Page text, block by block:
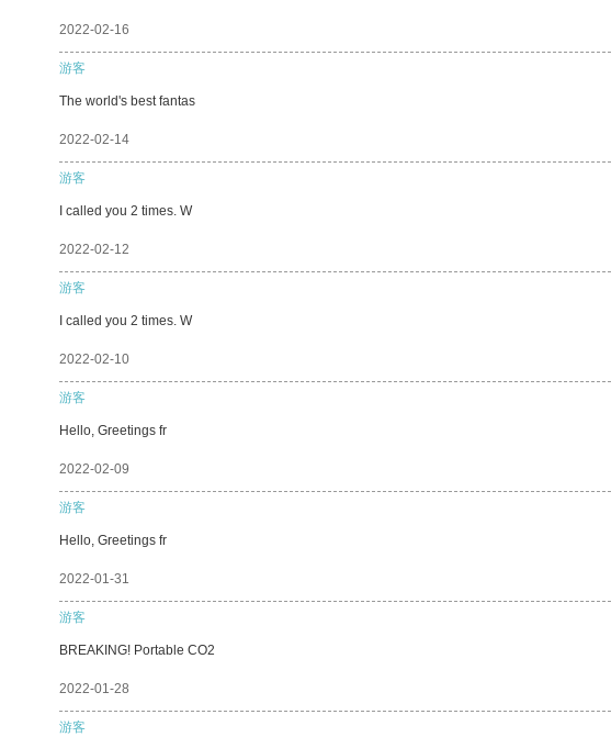
2022-02-16
游客
The world's best fantas
2022-02-14
游客
I called you 2 times. W
2022-02-12
游客
I called you 2 times. W
2022-02-10
游客
Hello, Greetings fr
2022-02-09
游客
Hello, Greetings fr
2022-01-31
游客
BREAKING! Portable CO2
2022-01-28
游客